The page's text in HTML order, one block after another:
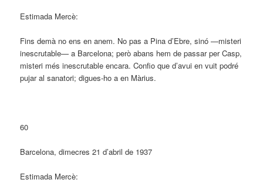
Estimada Mercè:
Fins demà no ens en anem. No pas a Pina d’Ebre, sinó —misteri
inescrutable— a Barcelona; però abans hem de passar per Casp,
misteri més inescrutable encara. Confio que d’avui en vuit podré
pujar al sanatori; digues-ho a en Màrius.
60
Barcelona, dimecres 21 d’abril de 1937
Estimada Mercè: